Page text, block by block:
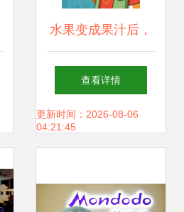
水果变成果汁后，
还是健康食品吗？
科普漫画告诉你真
查看详情
更新时间：2026-08-06
04:21:45